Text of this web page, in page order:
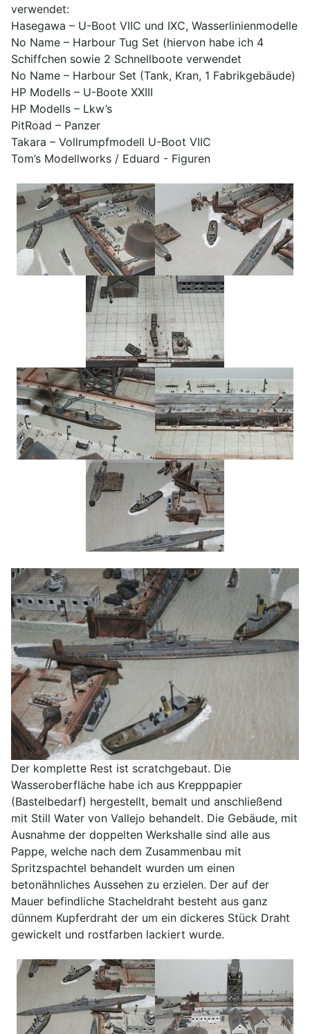
verwendet:
Hasegawa – U-Boot VIIC und IXC, Wasserlinienmodelle
No Name – Harbour Tug Set (hiervon habe ich 4
Schiffchen sowie 2 Schnellboote verwendet
No Name – Harbour Set (Tank, Kran, 1 Fabrikgebäude)
HP Modells – U-Boote XXIII
HP Modells – Lkw’s
PitRoad – Panzer
Takara – Vollrumpfmodell U-Boot VIIC
Tom’s Modellworks / Eduard - Figuren
Der komplette Rest ist scratchgebaut. Die
Wasseroberfläche habe ich aus Krepppapier
(Bastelbedarf) hergestellt, bemalt und anschließend
mit Still Water von Vallejo behandelt. Die Gebäude, mit
Ausnahme der doppelten Werkshalle sind alle aus
Pappe, welche nach dem Zusammenbau mit
Spritzspachtel behandelt wurden um einen
betonähnliches Aussehen zu erzielen. Der auf der
Mauer befindliche Stacheldraht besteht aus ganz
dünnem Kupferdraht der um ein dickeres Stück Draht
gewickelt und rostfarben lackiert wurde.